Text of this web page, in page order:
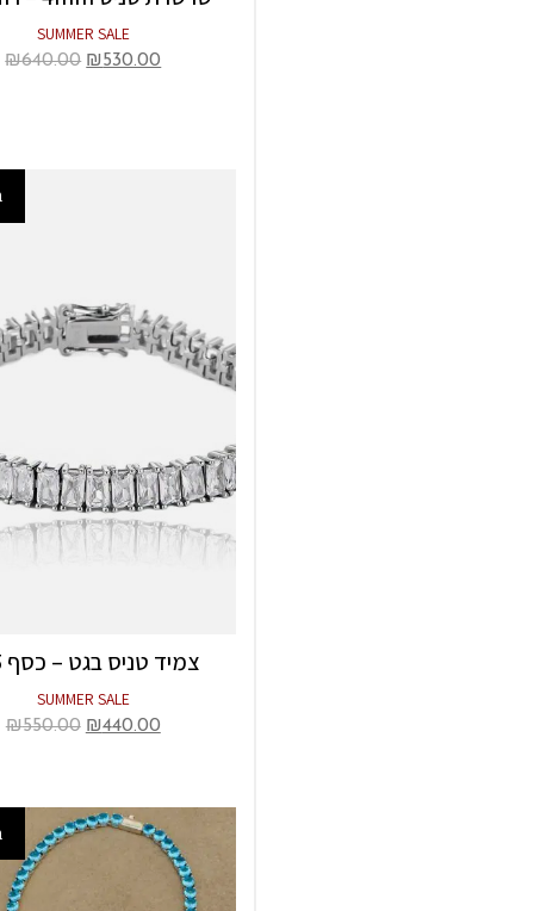
SUMMER SALE
₪530.00
₪640.00
צמיד טניס בגט – כסף 925
SUMMER SALE
₪440.00
₪550.00